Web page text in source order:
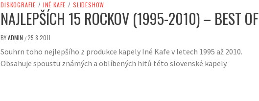
DISKOGRAFIE / INÉ KAFE / SLIDESHOW
NAJLEPŠÍCH 15 ROCKOV (1995-2010) – BEST OF
BYADMIN /25.8.2011
Souhrn toho nejlepšího z produkce kapely Iné Kafe v letech 1995 až 2010.
Obsahuje spoustu známých a oblíbených hitů této slovenské kapely.